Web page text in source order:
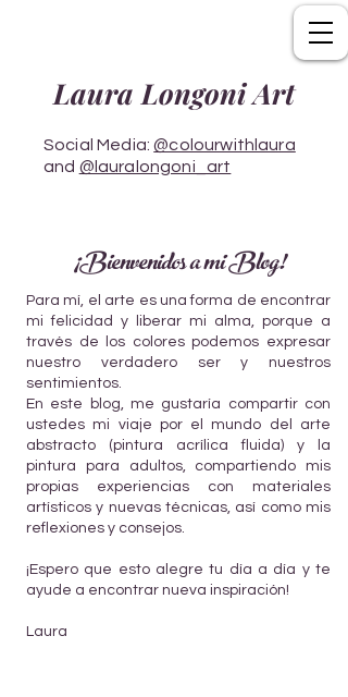
Laura Longoni Art
Social Media:@colourwithlaura
and @lauralongoni_art
¡Bienvenidos a mi Blog!
Para mí, el arte es una forma de encontrar
mi felicidad y liberar mi alma, porque a
través de los colores podemos expresar
nuestro verdadero ser y nuestros
sentimientos.
En este blog, me gustaría compartir con
ustedes mi viaje por el mundo del arte
abstracto (pintura acrílica fluida) y la
pintura para adultos, compartiendo mis
propias experiencias con materiales
artísticos y nuevas técnicas, así como mis
reflexiones y consejos.
¡Espero que esto alegre tu día a día y te
ayude a encontrar nueva inspiración!
Laura